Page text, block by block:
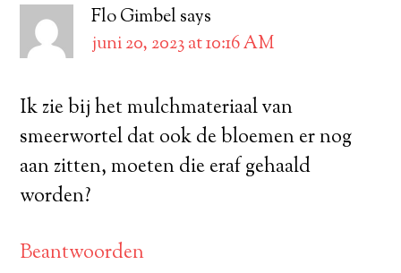
Flo Gimbelsays
juni 20, 2023 at 10:16 AM
Ik zie bij het mulchmateriaal van
smeerwortel dat ook de bloemen er nog
aan zitten, moeten die eraf gehaald
worden?
Beantwoorden